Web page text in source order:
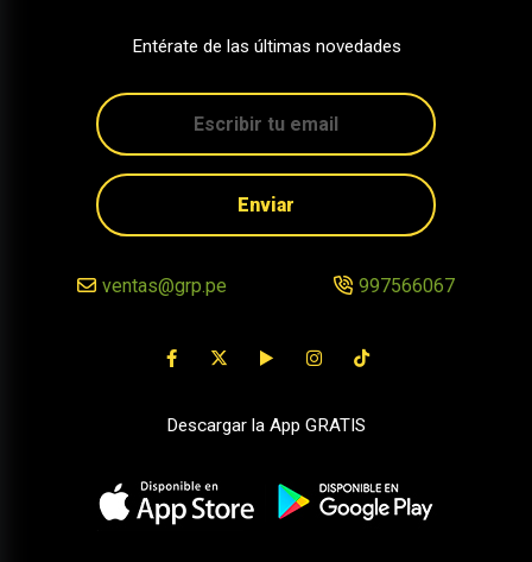
Entérate de las últimas novedades
Enviar
ventas@grp.pe 997566067
Descargar la App GRATIS